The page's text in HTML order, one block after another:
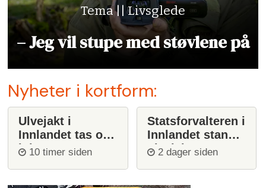
Tema || Livsglede
– Jeg vil stupe med støvlene på
Nyheter i kortform:
Ulvejakt i
Innlandet tas opp
igjen
10 timer siden
Statsforvalteren i
Innlandet stanser
ulvejakt
2 dager siden